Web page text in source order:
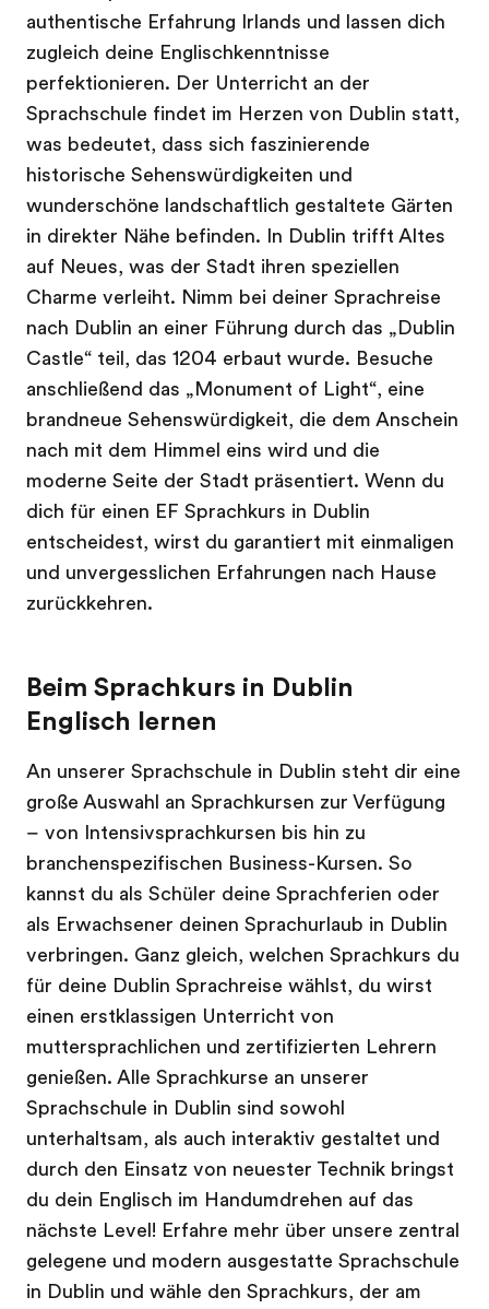
authentische Erfahrung Irlands und lassen dich
zugleich deine Englischkenntnisse
perfektionieren. Der Unterricht an der
Sprachschule findet im Herzen von Dublin statt,
was bedeutet, dass sich faszinierende
historische Sehenswürdigkeiten und
wunderschöne landschaftlich gestaltete Gärten
in direkter Nähe befinden. In Dublin trifft Altes
auf Neues, was der Stadt ihren speziellen
Charme verleiht. Nimm bei deiner Sprachreise
nach Dublin an einer Führung durch das „Dublin
Castle“ teil, das 1204 erbaut wurde. Besuche
anschließend das „Monument of Light“, eine
brandneue Sehenswürdigkeit, die dem Anschein
nach mit dem Himmel eins wird und die
moderne Seite der Stadt präsentiert. Wenn du
dich für einen EF Sprachkurs in Dublin
entscheidest, wirst du garantiert mit einmaligen
und unvergesslichen Erfahrungen nach Hause
zurückkehren.
Beim Sprachkurs in Dublin
Englisch lernen
An unserer Sprachschule in Dublin steht dir eine
große Auswahl an Sprachkursen zur Verfügung
– von Intensivsprachkursen bis hin zu
branchenspezifischen Business-Kursen. So
kannst du als Schüler deine Sprachferien oder
als Erwachsener deinen Sprachurlaub in Dublin
verbringen. Ganz gleich, welchen Sprachkurs du
für deine Dublin Sprachreise wählst, du wirst
einen erstklassigen Unterricht von
muttersprachlichen und zertifizierten Lehrern
genießen. Alle Sprachkurse an unserer
Sprachschule in Dublin sind sowohl
unterhaltsam, als auch interaktiv gestaltet und
durch den Einsatz von neuester Technik bringst
du dein Englisch im Handumdrehen auf das
nächste Level! Erfahre mehr über unsere zentral
gelegene und modern ausgestatte Sprachschule
in Dublin und wähle den Sprachkurs, der am